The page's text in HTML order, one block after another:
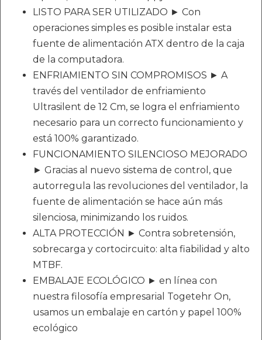
LISTO PARA SER UTILIZADO ► Con
operaciones simples es posible instalar esta
fuente de alimentación ATX dentro de la caja
de la computadora.
ENFRIAMIENTO SIN COMPROMISOS ► A
través del ventilador de enfriamiento
Ultrasilent de 12 Cm, se logra el enfriamiento
necesario para un correcto funcionamiento y
está 100% garantizado.
FUNCIONAMIENTO SILENCIOSO MEJORADO
► Gracias al nuevo sistema de control, que
autorregula las revoluciones del ventilador, la
fuente de alimentación se hace aún más
silenciosa, minimizando los ruidos.
ALTA PROTECCIÓN ► Contra sobretensión,
sobrecarga y cortocircuito: alta fiabilidad y alto
MTBF.
EMBALAJE ECOLÓGICO ► en línea con
nuestra filosofía empresarial Togetehr On,
usamos un embalaje en cartón y papel 100%
ecológico